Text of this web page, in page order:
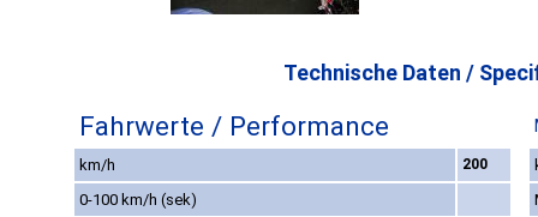
Technische Daten /
Fahrwerte / Performance
km/h 200
0-100 km/h (sek)